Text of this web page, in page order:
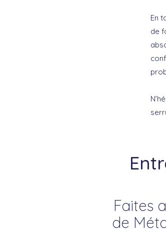
En
de
Faites
de